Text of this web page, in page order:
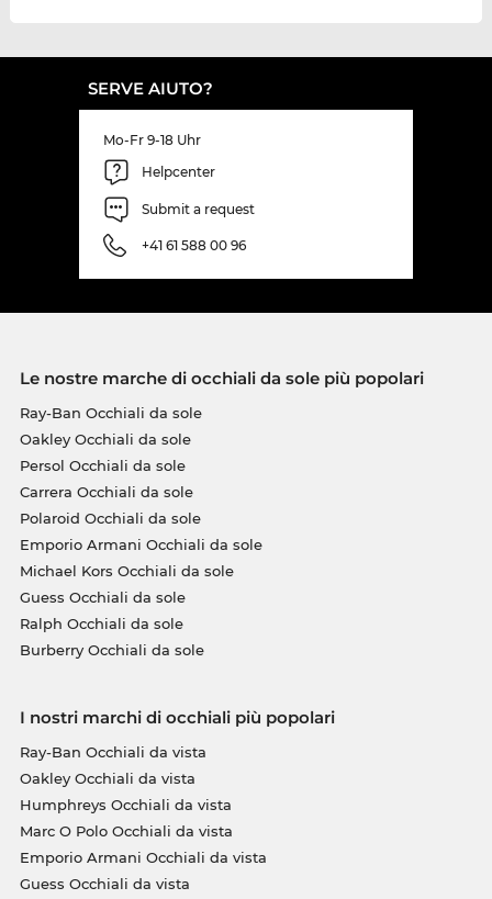
SERVE AIUTO?
Mo-Fr 9-18 Uhr
Helpcenter
Submit a request
+41 61 588 00 96
Le nostre marche di occhiali da sole più popolari
Ray-Ban Occhiali da sole
Oakley Occhiali da sole
Persol Occhiali da sole
Carrera Occhiali da sole
Polaroid Occhiali da sole
Emporio Armani Occhiali da sole
Michael Kors Occhiali da sole
Guess Occhiali da sole
Ralph Occhiali da sole
Burberry Occhiali da sole
I nostri marchi di occhiali più popolari
Ray-Ban Occhiali da vista
Oakley Occhiali da vista
Humphreys Occhiali da vista
Marc O Polo Occhiali da vista
Emporio Armani Occhiali da vista
Guess Occhiali da vista